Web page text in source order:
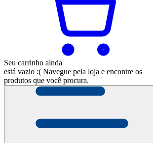
Seu carrinho ainda
está vazio :( Navegue pela loja e encontre os
produtos que você procura.